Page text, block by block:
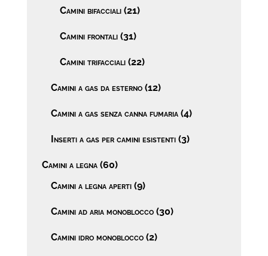
Camini bifacciali (21)
Camini frontali (31)
Camini trifacciali (22)
Camini a gas da esterno (12)
Camini a gas senza canna fumaria (4)
Inserti a gas per camini esistenti (3)
Camini a legna (60)
Camini a legna aperti (9)
Camini ad aria monoblocco (30)
Camini idro monoblocco (2)